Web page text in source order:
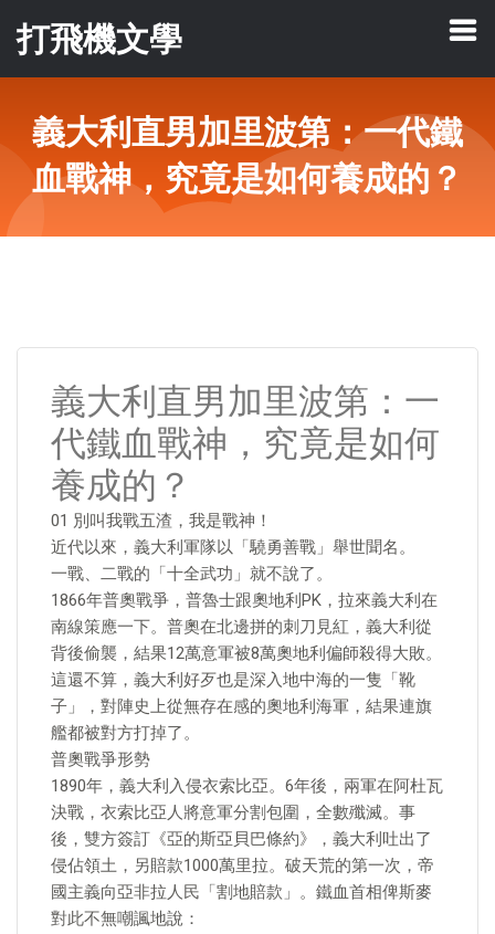
打飛機文學
義大利直男加里波第：一代鐵
血戰神，究竟是如何養成的？
義大利直男加里波第：一
代鐵血戰神，究竟是如何
養成的？
01 別叫我戰五渣，我是戰神！
近代以來，義大利軍隊以「驍勇善戰」舉世聞名。
一戰、二戰的「十全武功」就不說了。
1866年普奧戰爭，普魯士跟奧地利PK，拉來義大利在
南線策應一下。普奧在北邊拼的刺刀見紅，義大利從
背後偷襲，結果12萬意軍被8萬奧地利偏師殺得大敗。
這還不算，義大利好歹也是深入地中海的一隻「靴
子」，對陣史上從無存在感的奧地利海軍，結果連旗
艦都被對方打掉了。
普奧戰爭形勢
1890年，義大利入侵衣索比亞。6年後，兩軍在阿杜瓦
決戰，衣索比亞人將意軍分割包圍，全數殲滅。事
後，雙方簽訂《亞的斯亞貝巴條約》，義大利吐出了
侵佔領土，另賠款1000萬里拉。破天荒的第一次，帝
國主義向亞非拉人民「割地賠款」。鐵血首相俾斯麥
對此不無嘲諷地說：